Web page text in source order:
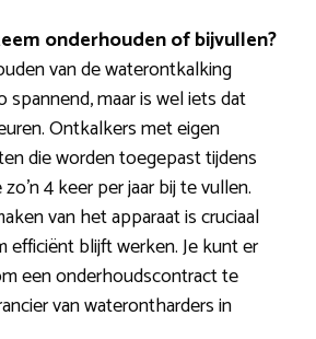
onderhouden of bijvullen?
van de waterontkalking
spannend, maar is wel iets dat
Ontkalkers met eigen
die worden toegepast tijdens
4 keer per jaar bij te vullen.
van het apparaat is cruciaal
blijft werken. Je kunt er
een onderhoudscontract te
van waterontharders in